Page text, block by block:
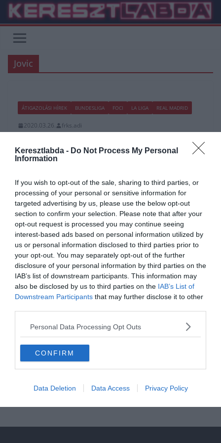
Keresztlabda - Do Not Process My Personal
Information
If you wish to opt-out of the sale, sharing to third parties, or
processing of your personal or sensitive information for
targeted advertising by us, please use the below opt-out
section to confirm your selection. Please note that after your
opt-out request is processed you may continue seeing
interest-based ads based on personal information utilized by
us or personal information disclosed to third parties prior to
your opt-out. You may separately opt-out of the further
disclosure of your personal information by third parties on the
IAB’s list of downstream participants. This information may
also be disclosed by us to third parties on the IAB’s List of
Downstream Participants that may further disclose it to other
Personal Data Processing Opt Outs
CONFIRM
Data Deletion Data Access Privacy Policy
Skip
content
Jovic
ÁTIGAZOLÁSI HÍREK BUNDESLIGA FOCI LA LIGA REAL MADRID
2020.03.26. frks.adi
Real Madrid: Elképesztően
mozgalmas nyara lesz idén a
A LaLiga és szinte az összes európai liga májusig fel van
függesztve, ha nem javul a helyzet, akkor a szezon
Read More
FOCI HACIENDA BERNABEU
2019.09.14. Adam
Real Madrid: nehéz szeptember
Nehéz hetek vannak a királyiak előtt. Miközben továbbra is és újra
sérülésekről érkeznek a jelentések, nem kis ellenfelekkel néz
szembe majd a Real Madrid játékra alkalmas kerete.